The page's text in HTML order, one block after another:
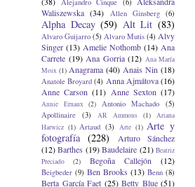
Waliszewska (34) Allen Ginsberg (6)
Alpha Decay (59) Alt Lit (83)
Alvaro Guijarro (5) Alvaro Mutis (4) Alvy
Singer (13) Amelie Nothomb (14) Ana
Carrete (19) Ana Gorria (12) Ana María
Moix (1) Anagrama (40) Anais Nin (18)
Anatole Broyard (4) Anna Ajmátova (16)
Anne Carson (11) Anne Sexton (17)
Annie Ernaux (2) Antonio Machado
(5)
Apollinaire
(3) AR Ammons (1)
Ariana
Harwicz (1) Artaud (3) Arte (1) Arte y
fotografía (228)
Arturo Sánchez
(12) Barthes (19) Baudelaire (21) Beatriz
Preciado
(2) Begoña Callejón (12)
Beigbeder (9) Ben Brooks (13) Benn (8)
Berta García Faet (25) Betty Blue (51)